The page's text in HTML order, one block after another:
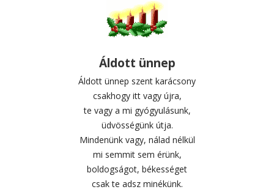
Áldott ünnep
Áldott ünnep szent karácsony
csakhogy itt vagy újra,
te vagy a mi gyógyulásunk,
üdvösségünk útja.
Mindenünk vagy, nálad nélkül
mi semmit sem érünk,
boldogságot, békességet
csak te adsz minékünk.